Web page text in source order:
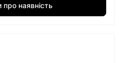
про наявність